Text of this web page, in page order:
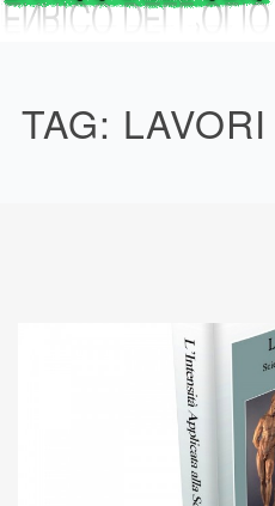
Skip
TAG: